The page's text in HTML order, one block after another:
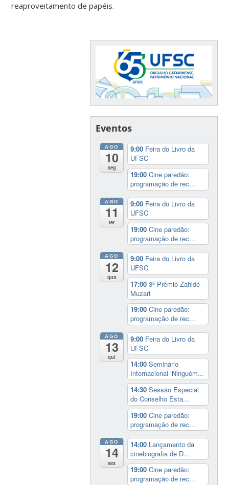
reaproveitamento de papéis.
Eventos
AGO
10
seg
9:00 Feira do Livro da
UFSC
19:00Cine paredão:
programação de rec...
AGO
11
ter
9:00 Feira do Livro da
UFSC
19:00Cine paredão:
programação de rec...
AGO
12
qua
9:00 Feira do Livro da
UFSC
17:003º Prêmio Zahidé
Muzart
19:00Cine paredão:
programação de rec...
AGO
13
qui
9:00 Feira do Livro da
UFSC
14:00Seminário
Internacional ‘Ninguém...
14:30Sessão Especial
do Conselho Esta...
19:00Cine paredão:
programação de rec...
AGO
14
sex
14:00 Lançamento da
cinebiografia de D...
19:00Cine paredão:
programação de rec...